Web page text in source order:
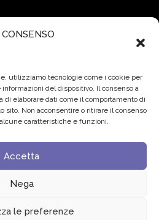
utilizziamo tecnologie come i cookie per
del dispositivo. Il consenso a
elaborare dati come il comportamento di
sito. Non acconsentire o ritirare il consenso
caratteristiche e funzioni.
Accetta
Nega
le preferenze
è Bologna la nuova capitale
artificiale? Contro i nuovi
una governance condivisa»
Hub Higher Education